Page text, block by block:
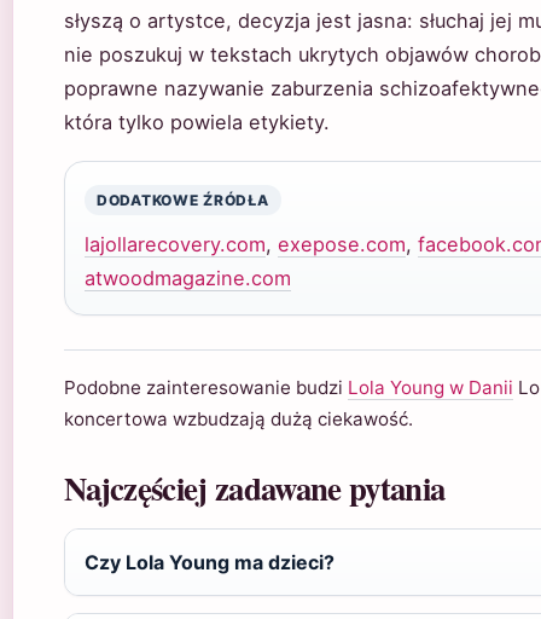
słyszą o artystce, decyzja jest jasna: słuchaj jej
nie poszukuj w tekstach ukrytych objawów
poprawne nazywanie zaburzenia
która tylko powiela etykiety.
DODATKOWE ŹRÓDŁA
lajollarecovery.com, exepose.com,
atwoodmagazine.com
Podobne zainteresowanie budzi Lola Young w Danii
koncertowa wzbudzają dużą ciekawość.
Najczęściej zadawane pytania
Czy Lola Young ma dzieci?